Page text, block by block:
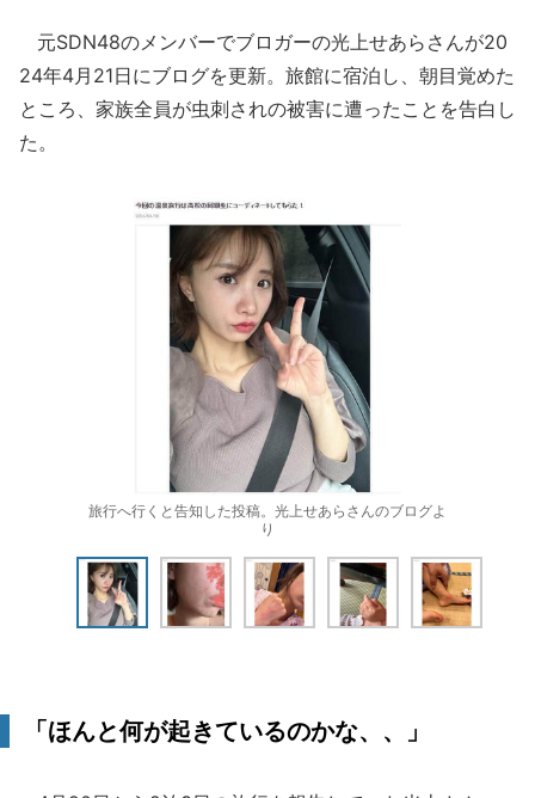
元SDN48のメンバーでブロガーの光上せあらさんが20
24年4月21日にブログを更新。旅館に宿泊し、朝目覚めた
ところ、家族全員が虫刺されの被害に遭ったことを告白し
た。
旅行へ行くと告知した投稿。光上せあらさんのブログよ
り
「ほんと何が起きているのかな、、」